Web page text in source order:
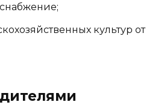
культур от